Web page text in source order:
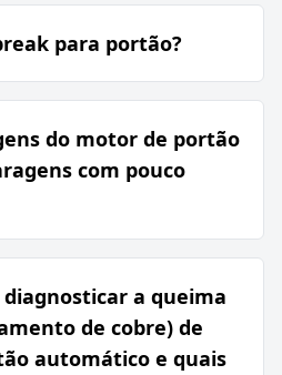
para portão?
do motor de portão
com pouco
diagnosticar a queima
de cobre) de
automático e quais